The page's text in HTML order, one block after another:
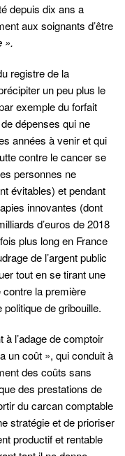
depuis dix ans a
aux soignants d’être
».
registre de la
un peu plus le
exemple du forfait
dépenses qui ne
années à venir et qui
contre le cancer se
personnes ne
évitables) et pendant
innovantes (dont
d’euros de 2018
plus long en France
de l’argent public
tout en se tirant une
contre la première
de gribouille.
l’adage de comptoir
un coût », qui conduit à
des coûts sans
des prestations de
du carcan comptable
stratégie et de prioriser
productif et rentable